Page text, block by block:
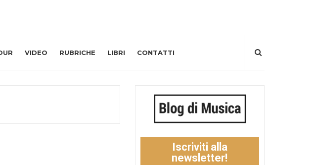
VIDEO RUBRICHE LIBRI CONTATTI
Iscriviti alla
newsletter!